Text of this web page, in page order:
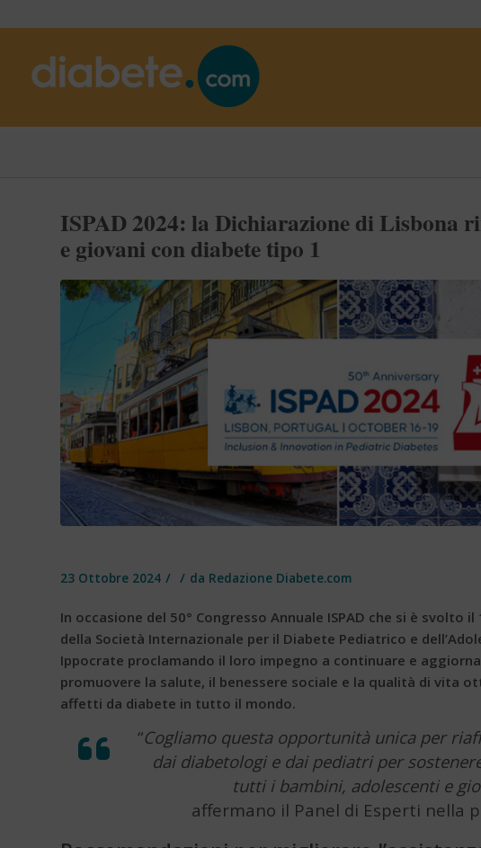
ISPAD 2024: la Dichiarazione di Lisbona
e giovani con diabete tipo 1
23 Ottobre 2024 / / da Redazione Diabete.com
In occasione del 50° Congresso Annuale ISPAD che si è
della Società Internazionale per il Diabete Pediatrico e
Ippocrate proclamando il loro impegno a continuare e
promuovere la salute, il benessere sociale e la qualità di vita
affetti da diabete in tutto il mondo.
“Cogliamo questa opportunità unica per
dai diabetologi e dai pediatri per
tutti i bambini, adolescenti e
affermano il Panel di Esperti nella